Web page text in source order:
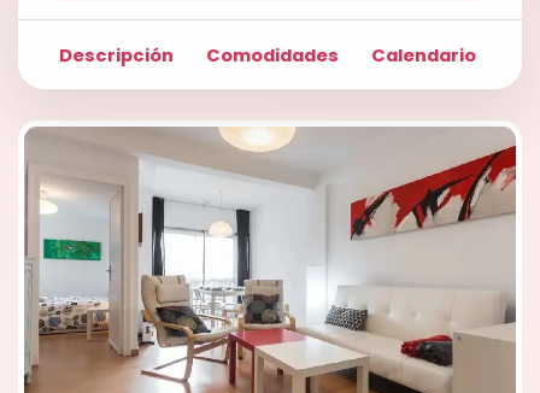
Descripción Comodidades Calendario